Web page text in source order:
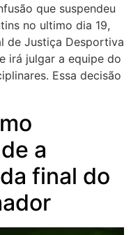
que suspendeu
no ultimo dia 19,
de Justiça Desportiva
irá julgar a equipe do
Essa decisão
a
final do